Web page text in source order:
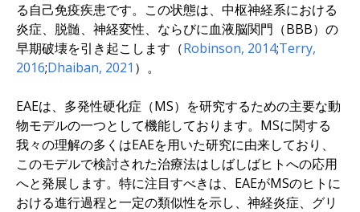
る自己免疫疾患です。この状態は、中枢神経系における
炎症、脱髄、神経変性、ならびに血液脳関門（BBB）の
早期破壊を引き起こします（Robinson, 2014;Terry,
2016;Dhaiban, 2021 ）。
EAEは、多発性硬化症（MS）を研究するための主要な動
物モデルの一つとして機能しております。MSに関する
我々の理解の多くはEAEを用いた研究に由来しており、
このモデルで検討された治療法はしばしばヒトへの応用
へと発展します。特に注目すべきは、EAEがMSのヒトに
おける進行過程と一定の類似性を示し、神経炎症、グリ